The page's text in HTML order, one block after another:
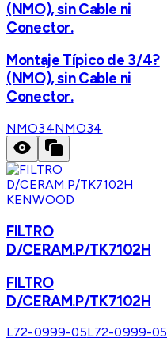
(NMO), sin Cable ni
Conector.
Montaje Típico de 3/4?
(NMO), sin Cable ni
Conector.
NMO34NMO34
KENWOOD
FILTRO
D/CERAM.P/TK7102H
FILTRO
D/CERAM.P/TK7102H
L72-0999-05L72-0999-05